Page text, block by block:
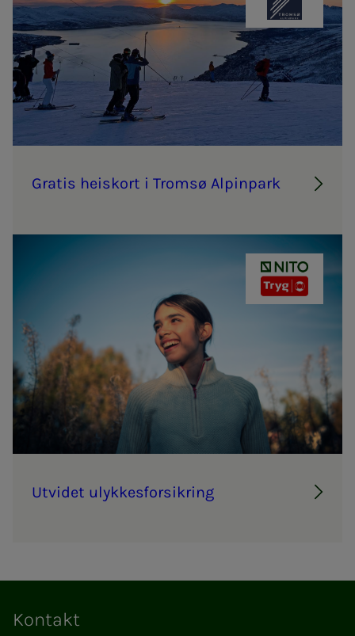
Tromsø
Gra­­­tis heis­kort i Tromsø Al­pin­­­park
NITO -
Ut­vi­­­det ulyk­­­kes­­­for­­­sik­ring
Kontakt